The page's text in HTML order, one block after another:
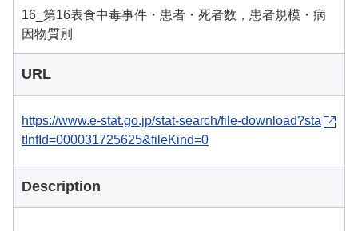
16_第16表食中毒事件・患者・死者数，患者規模・病
因物質別
URL
https://www.e-stat.go.jp/stat-search/file-download?sta
tInfId=000031725625&fileKind=0
Description